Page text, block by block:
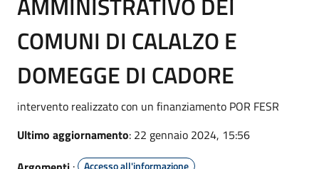
COMUNI DI CALALZO E
DOMEGGE DI CADORE
intervento realizzato con un finanziamento POR FESR
Ultimo aggiornamento: 22 gennaio 2024, 15:56
Accesso all'informazione